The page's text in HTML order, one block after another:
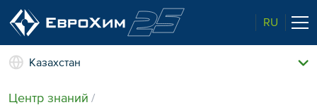
RU
Наши удобрения
Казахстан
Центр знаний